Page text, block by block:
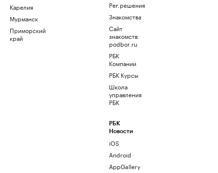
Карелия
Мурманск
Приморский
край
Рег.решения
Знакомства
Сайт
знакомств
podbor.ru
РБК
Компании
РБК Курсы
Школа
управления
РБК
РБК
Новости
iOS
Android
AppGallery